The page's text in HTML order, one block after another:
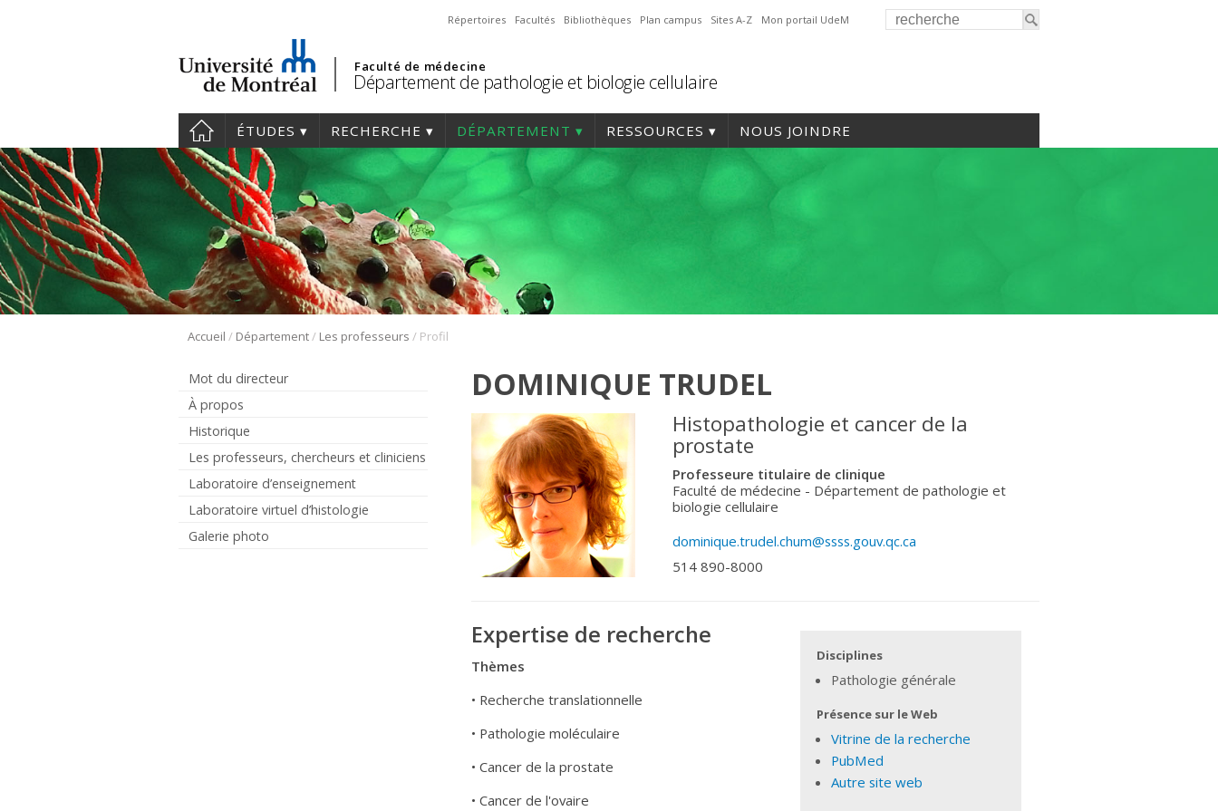
Répertoires Facultés Bibliothèques Plan campus Sites A-Z Mon portail UdeM
Faculté de médecine
Département de pathologie et biologie cellulaire
ÉTUDES RECHERCHE DÉPARTEMENT RESSOURCES NOUS JOINDRE
Accueil / Département/ Les professeurs / Profil
Mot du directeur
À propos
Historique
Les professeurs, chercheurs et cliniciens
Laboratoire d’enseignement
Laboratoire virtuel d’histologie
Galerie photo
DOMINIQUE TRUDEL
Histopathologie et cancer de la
prostate
Professeure titulaire de clinique
Faculté de médecine - Département de pathologie et
biologie cellulaire
dominique.trudel.chum@ssss.gouv.qc.ca
514 890-8000
Disciplines
Pathologie générale
Présence sur le Web
Vitrine de la recherche
PubMed
Autre site web
Expertise de recherche
Thèmes
• Recherche translationnelle
• Pathologie moléculaire
• Cancer de la prostate
• Cancer de l'ovaire